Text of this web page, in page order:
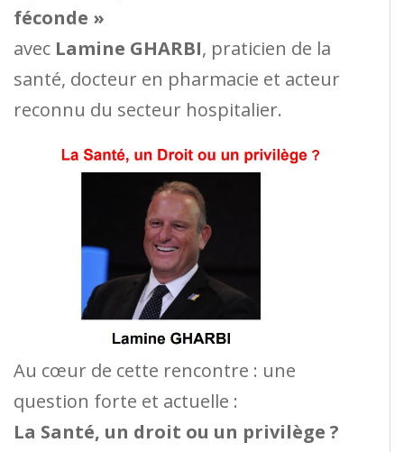
féconde »
avec Lamine GHARBI, praticien de la
santé, docteur en pharmacie et acteur
reconnu du secteur hospitalier.
Au cœur de cette rencontre : une
question forte et actuelle :
La Santé, un droit ou un privilège ?